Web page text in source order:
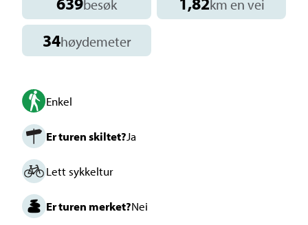
besøk km en vei
34høydemeter
Enkel
Er turen skiltet?Ja
Lett sykkeltur
Er turen merket?Nei